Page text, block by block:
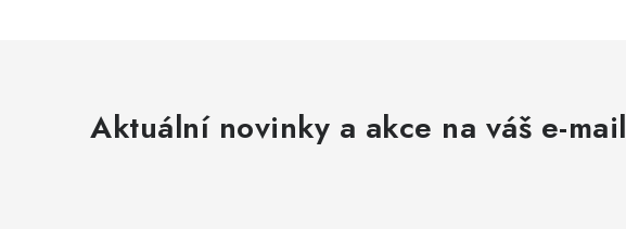
Aktuální novinky a akce na váš e-mail